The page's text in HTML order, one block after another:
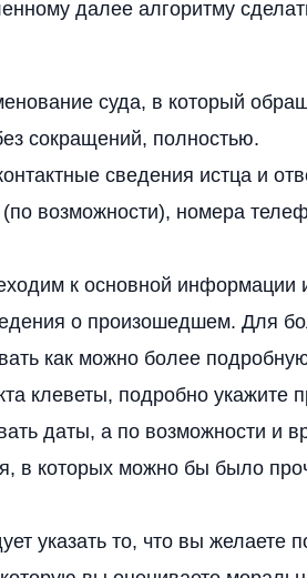
далее алгоритму
суда, в который
сокращений, полностью.
сведения истца и
(по возможности), номера
к основной информации
о произошедшем. Для
как можно более
клеветы, подробно укажите
даты, а по возможности и
в которых можно бы было
указать то, что вы желаете